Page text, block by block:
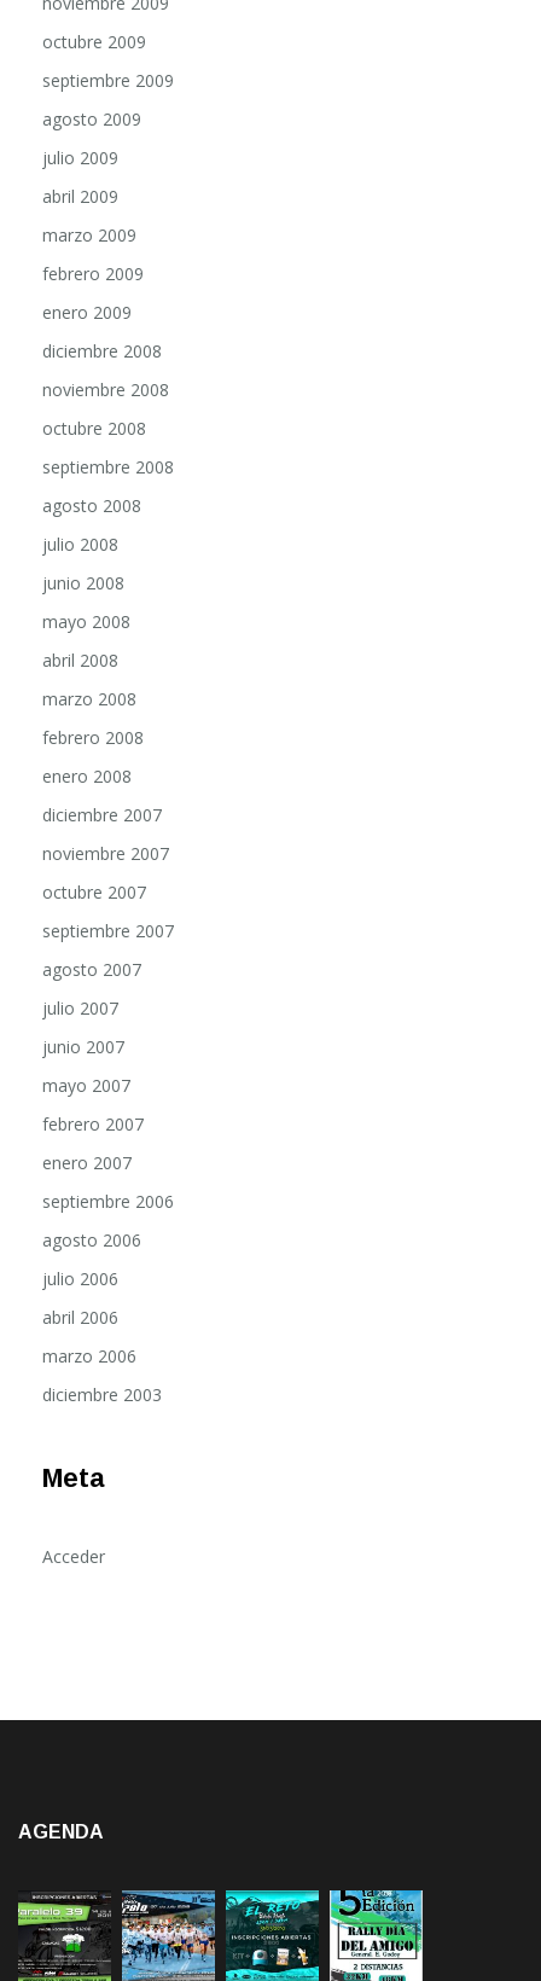
octubre 2009
septiembre 2009
agosto 2009
julio 2009
abril 2009
marzo 2009
febrero 2009
enero 2009
diciembre 2008
noviembre 2008
octubre 2008
septiembre 2008
agosto 2008
julio 2008
junio 2008
mayo 2008
abril 2008
marzo 2008
febrero 2008
enero 2008
diciembre 2007
noviembre 2007
octubre 2007
septiembre 2007
agosto 2007
julio 2007
junio 2007
mayo 2007
febrero 2007
enero 2007
septiembre 2006
agosto 2006
julio 2006
abril 2006
marzo 2006
diciembre 2003